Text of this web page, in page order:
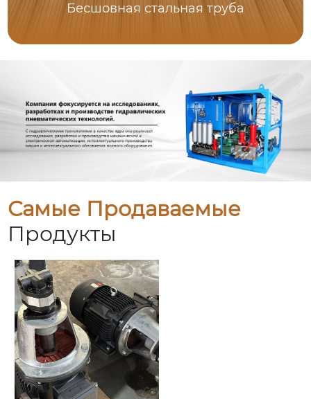
Бесшовная стальная труба
Самые Продаваемые
Продукты